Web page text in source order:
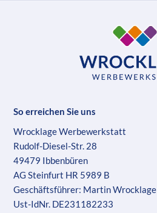
So erreichen Sie uns
Wrocklage Werbewerkstatt
Rudolf-Diesel-Str. 28
49479 Ibbenbüren
AG Steinfurt HR 5989 B
Geschäftsführer: Martin Wrocklage
Ust-IdNr. DE231182233